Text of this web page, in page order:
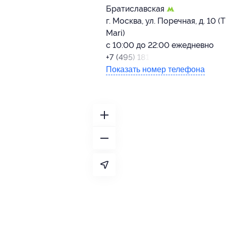
Братиславская
г. Москва, ул. Поречная, д. 10
Mari)
с 10:00 до 22:00 ежедневно
+7 (495) 181-22-77
Показать номер телефона